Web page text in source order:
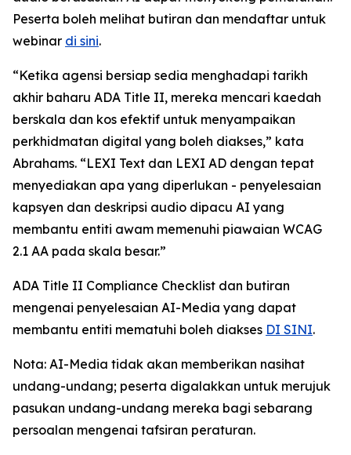
Peserta boleh melihat butiran dan mendaftar untuk
webinar di sini.
“Ketika agensi bersiap sedia menghadapi tarikh
akhir baharu ADA Title II, mereka mencari kaedah
berskala dan kos efektif untuk menyampaikan
perkhidmatan digital yang boleh diakses,” kata
Abrahams. “LEXI Text dan LEXI AD dengan tepat
menyediakan apa yang diperlukan - penyelesaian
kapsyen dan deskripsi audio dipacu AI yang
membantu entiti awam memenuhi piawaian WCAG
2.1 AA pada skala besar.”
ADA Title II Compliance Checklist dan butiran
mengenai penyelesaian AI-Media yang dapat
membantu entiti mematuhi boleh diakses DI SINI.
Nota: AI-Media tidak akan memberikan nasihat
undang-undang; peserta digalakkan untuk merujuk
pasukan undang-undang mereka bagi sebarang
persoalan mengenai tafsiran peraturan.